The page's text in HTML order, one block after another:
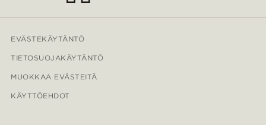
EVÄSTEKÄYTÄNTÖ
TIETOSUOJAKÄYTÄNTÖ
MUOKKAA EVÄSTEITÄ
KÄYTTÖEHDOT